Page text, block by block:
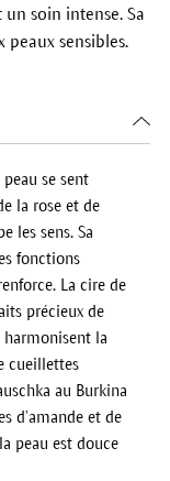
soin intense. Sa
sensibles.
se sent
la rose et de
les sens. Sa
fonctions
La cire de
précieux de
harmonisent la
cueillettes
au Burkina
d’amande et de
peau est douce